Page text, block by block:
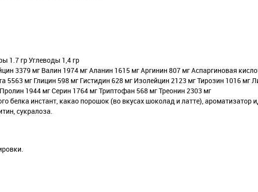
1.7 гр Углеводы 1,4 гр
3379 мг Валин 1974 мг Аланин 1615 мг Аргинин 807 мг Аспаргиновая
5563 мг Глицин 598 мг Гистидин 628 мг Изолейцин 2123 мг Тирозин 1016 мг
1944 мг Серин 1764 мг Триптофан 568 мг Треонин 2303 мг
белка инстант, какао порошок (во вкусах шоколад и латте), ароматизатор
сукралоза.